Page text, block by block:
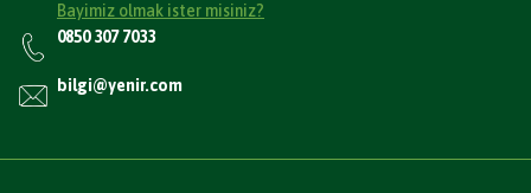
Bayimiz olmak ister misiniz?
0850 307 7033
bilgi@yenir.com